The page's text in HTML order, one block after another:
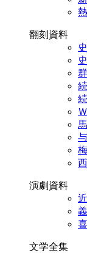
翻刻資料
演劇資料
文学全集